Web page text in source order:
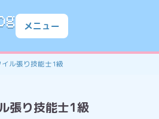
メニュー
イル張り技能士1級
張り技能士1級